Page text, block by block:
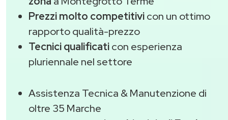
Prezzi molto competitivicon un ottimo
rapporto qualità-prezzo
Tecnici qualificaticon esperienza
pluriennale nel settore
Assistenza Tecnica & Manutenzione di
oltre 35 Marche